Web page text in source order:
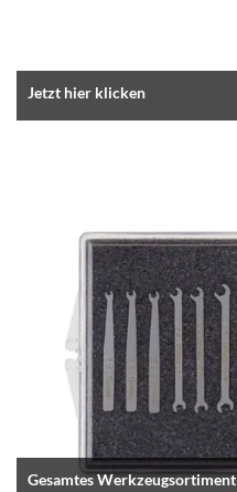
Jetzt hier klicken
Gesamtes Werkzeugsortiment